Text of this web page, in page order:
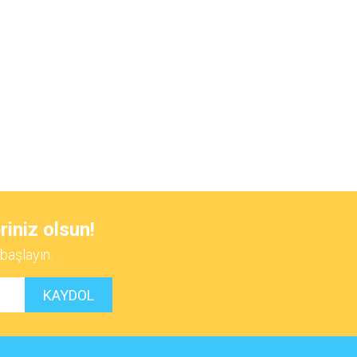
iletebilirsiniz.
olsun!
KAYDOL